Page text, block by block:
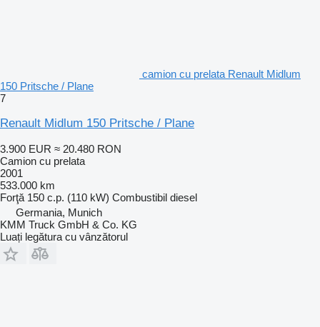
camion cu prelata Renault Midlum
150 Pritsche / Plane
7
Renault Midlum 150 Pritsche / Plane
3.900 EUR ≈ 20.480 RON
Camion cu prelata
2001
533.000 km
Forţă 150 c.p. (110 kW) Combustibil diesel
Germania, Munich
KMM Truck GmbH & Co. KG
Luați legătura cu vânzătorul